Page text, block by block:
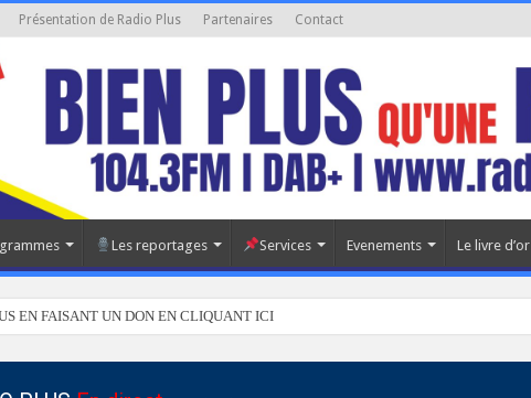
Présentation de Radio Plus Partenaires Contact
Les reportages Services Evenements Le livre d’or
EN FAISANT UN DON EN CLIQUANT ICI